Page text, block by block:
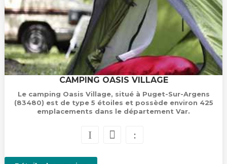
CAMPING OASIS VILLAGE
Le camping Oasis Village, situé à Puget-Sur-Argens
(83480) est de type 5 étoiles et possède environ 425
emplacements dans le département Var.